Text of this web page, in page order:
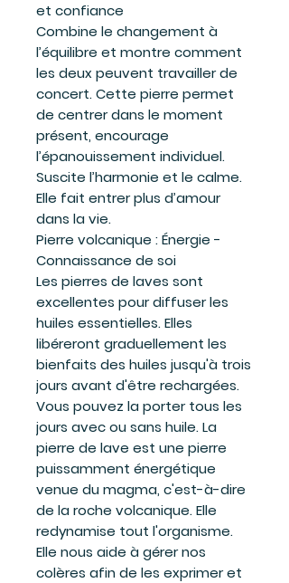
et confiance
Combine le changement à
l’équilibre et montre comment
les deux peuvent travailler de
concert. Cette pierre permet
de centrer dans le moment
présent, encourage
l’épanouissement individuel.
Suscite l’harmonie et le calme.
Elle fait entrer plus d’amour
dans la vie.
Pierre volcanique : Énergie -
Connaissance de soi
Les pierres de laves sont
excellentes pour diffuser les
huiles essentielles. Elles
libéreront graduellement les
bienfaits des huiles jusqu'à trois
jours avant d'être rechargées.
Vous pouvez la porter tous les
jours avec ou sans huile. La
pierre de lave est une pierre
puissamment énergétique
venue du magma, c'est-à-dire
de la roche volcanique. Elle
redynamise tout l'organisme.
Elle nous aide à gérer nos
colères afin de les exprimer et